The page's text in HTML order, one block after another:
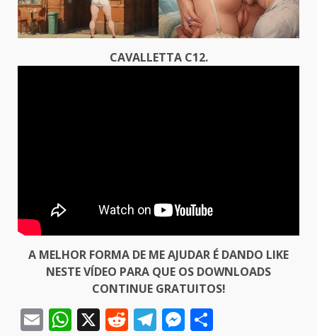
CAVALLETTA C12.
A MELHOR FORMA DE ME AJUDAR É DANDO LIKE
NESTE VÍDEO PARA QUE OS DOWNLOADS
CONTINUE GRATUITOS!
EmailWhatsApp
X Reddit
Telegram
Messenger